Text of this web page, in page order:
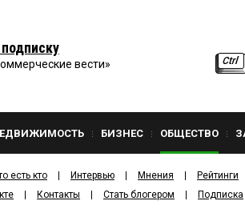
вести»
БИЗНЕС ОБЩЕСТВО
есть кто Интервью Мнения Рейтинги
Контакты Стать блогером Подписка